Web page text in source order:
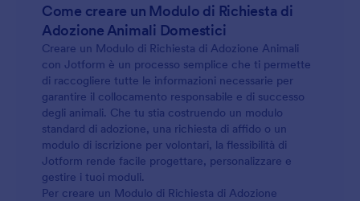
Come creare un Modulo di Richiesta di
Adozione Animali Domestici
Creare un Modulo di Richiesta di Adozione Animali
con Jotform è un processo semplice che ti permette
di raccogliere tutte le informazioni necessarie per
garantire il collocamento responsabile e di successo
degli animali. Che tu stia costruendo un modulo
standard di adozione, una richiesta di affido o un
modulo di iscrizione per volontari, la flessibilità di
Jotform rende facile progettare, personalizzare e
gestire i tuoi moduli.
Per creare un Modulo di Richiesta di Adozione